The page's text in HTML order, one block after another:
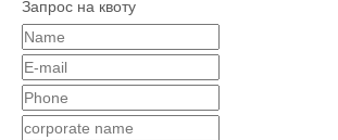
Запрос на квоту